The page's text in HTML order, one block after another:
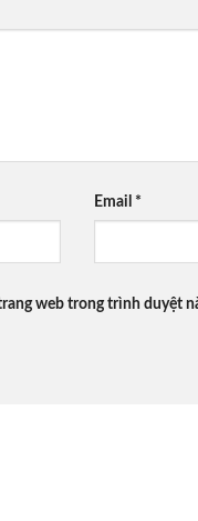
Email *
web trong trình duyệt